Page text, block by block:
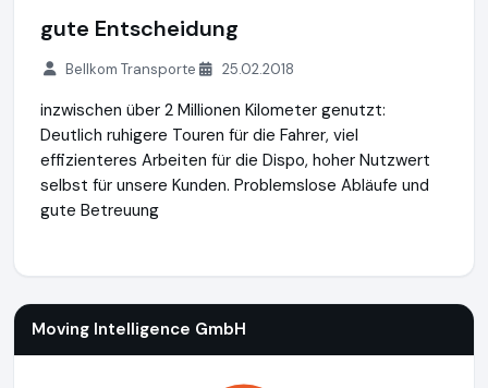
gute Entscheidung
Bellkom Transporte 25.02.2018
inzwischen über 2 Millionen Kilometer genutzt:
Deutlich ruhigere Touren für die Fahrer, viel
effizienteres Arbeiten für die Dispo, hoher Nutzwert
selbst für unsere Kunden. Problemslose Abläufe und
gute Betreuung
Moving Intelligence GmbH